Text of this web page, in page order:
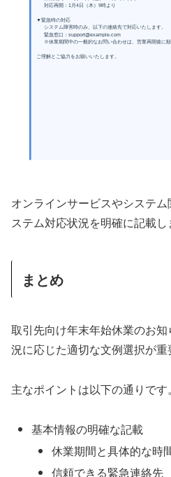
対応再開：1月4日（木）9時より
▼緊急時の対応
システム障害時のみ、以下の連絡先で対応いたします。
緊急窓口：support@example.com
※休業期間中の一般的なお問い合わせは、営業再開後に順
ご理解とご協力をお願いいたします。
オンラインサービスやシステ
ステム対応状況を明確に記載し
まとめ
取引先向け年末年始休業のお
況に応じた適切な文例選択が重
主なポイントは以下の通りです。
基本情報の明確な記載
休業期間と具体的な時
信頼できる緊急連絡先